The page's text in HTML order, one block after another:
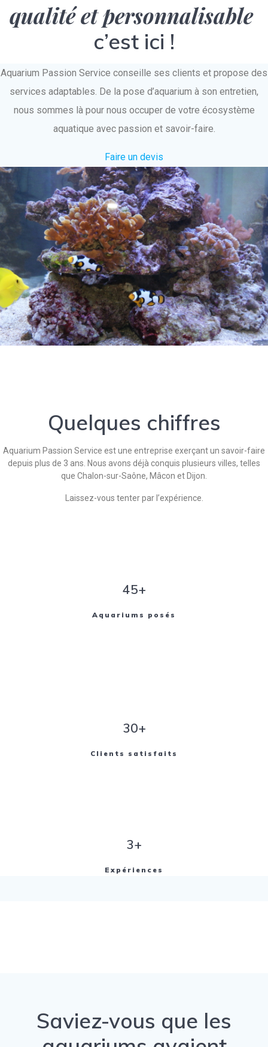
qualité et personnalisable
c’est ici !
Aquarium Passion Service conseille ses clients et propose des
services adaptables. De la pose d’aquarium à son entretien,
nous sommes là pour nous occuper de votre écosystème
aquatique avec passion et savoir-faire.
Faire un devis
Quelques chiffres
Aquarium Passion Service est une entreprise exerçant un savoir-faire
depuis plus de 3 ans. Nous avons déjà conquis plusieurs villes, telles
que Chalon-sur-Saône, Mâcon et Dijon.
Laissez-vous tenter par l’expérience.
45+
Aquariums posés
30+
Clients satisfaits
3+
Expériences
Saviez-vous que les